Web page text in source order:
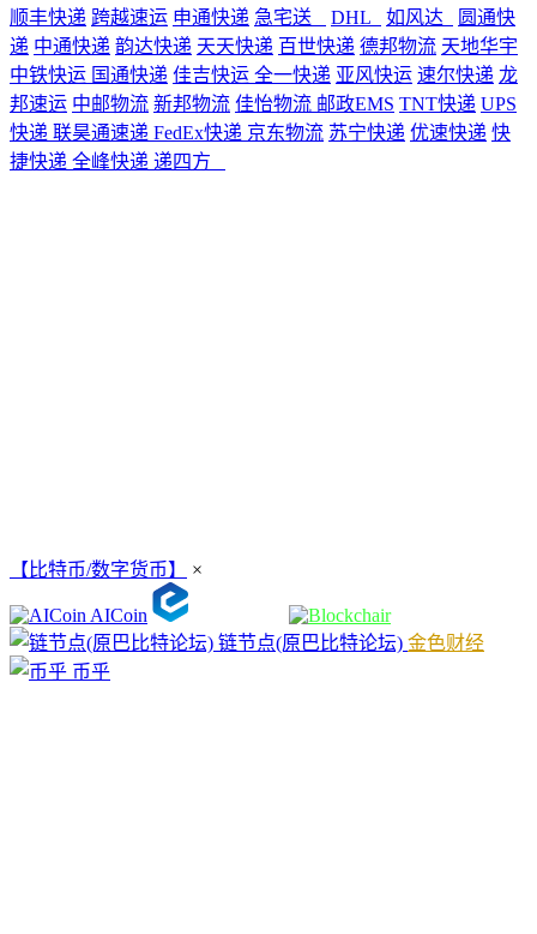
顺丰快递 跨越速运 申通快递 急宅送 DHL 如风达
圆通快
递 中通快递 韵达快递 天天快递 百世快递 德邦物流 天地华宇
中铁快运 国通快递 佳吉快运 全一快递 亚风快运 速尔快递 龙
邦速运 中邮物流 新邦物流 佳怡物流 邮政EMS TNT快递 UPS
快递 联昊通速递 FedEx快递 京东物流 苏宁快递 优速快递 快
捷快递 全峰快递 递四方
【比特币/数字货币】 ×
AICoin
链节点(原巴比特论坛) 金色财经
币乎